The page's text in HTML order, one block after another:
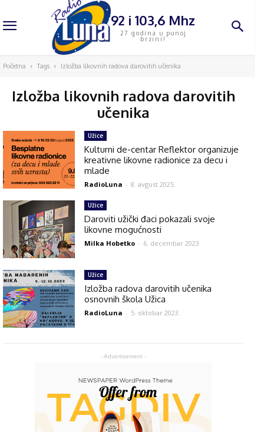
92 i 103,6 Mhz
27 godina u punoj
brzini!
Početna Tags Izložba likovnih radova darovitih učenika
Izložba likovnih radova darovitih
učenika
- Advertisement -
Užice
Kulturni de-centar Reflektor organizuje
kreativne likovne radionice za decu i
mlade
RadioLuna - 8. avgust 2025.
Užice
Daroviti užički đaci pokazali svoje
likovne mogućnosti
Milka Hobetko - 6. decembar 2023.
Užice
Izložba radova darovitih učenika
osnovnih škola Užica
RadioLuna - 5. oktobar 2023.